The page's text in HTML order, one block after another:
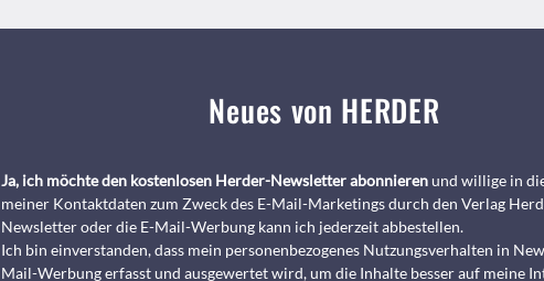
Neues von HERDER
Ja, ich möchte den kostenlosen Herder-Newsletter abonnierenund willige in
meiner Kontaktdaten zum Zweck des E-Mail-Marketings durch den Verlag
Newsletter oder die E-Mail-Werbung kann ich jederzeit abbestellen.
Ich bin einverstanden, dass mein personenbezogenes Nutzungsverhalten in
Mail-Werbung erfasst und ausgewertet wird, um die Inhalte besser auf meine